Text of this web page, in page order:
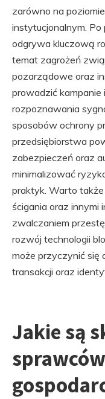
zarówno na
instytucjonalnym. Po
odgrywa kluczową
temat zagrożeń
pozarządowe oraz
prowadzić
rozpoznawania
sposobów ochrony
przedsiębiorstwa
zabezpieczeń oraz
minimalizować
praktyk. Warto
ścigania oraz innymi
zwalczaniem
rozwój technologii
może przyczynić się
transakcji oraz
Jakie są